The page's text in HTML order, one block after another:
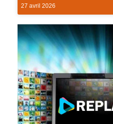
27 avril 2026